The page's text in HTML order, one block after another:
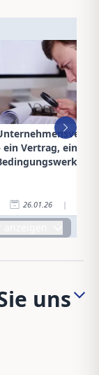
ein Vertrag, ein
26.01.26 |
uns